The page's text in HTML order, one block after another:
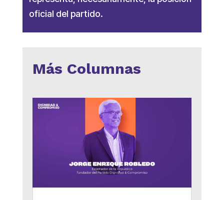
oficial del partido.
Más Columnas